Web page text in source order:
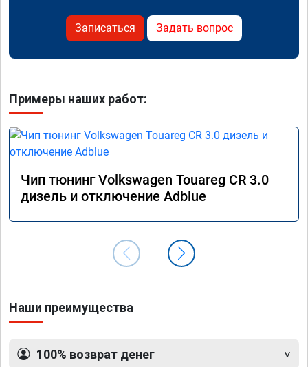
Записаться Задать вопрос
Примеры наших работ:
Чип тюнинг Volkswagen Touareg CR 3.0
дизель и отключение Adblue
Наши преимущества
100% возврат денег